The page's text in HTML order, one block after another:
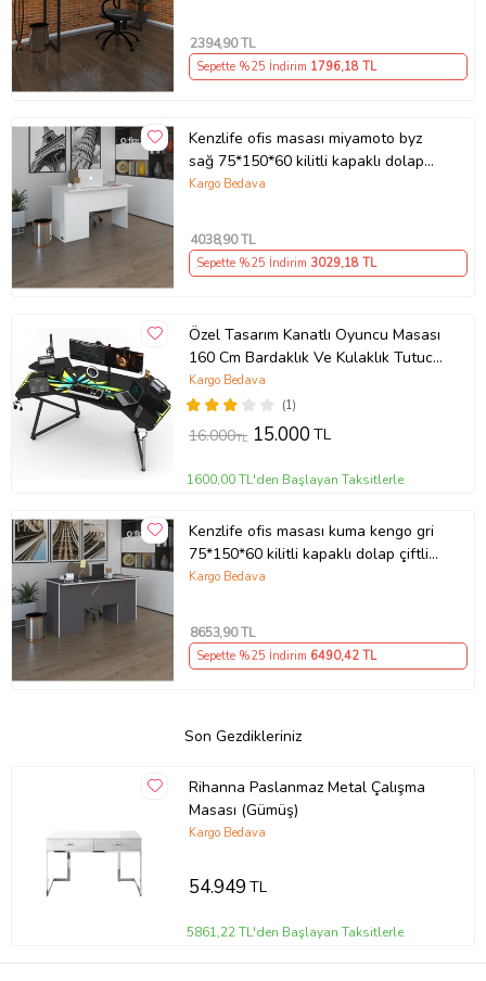
2394,90 TL
Sepette %25 İndirim 1796,18 TL
Kenzlife ofis masası miyamoto byz
sağ 75*150*60 kilitli kapaklı dolap
bilgisayar çalışma masası (Karışık)
Kargo Bedava
4038,90 TL
Sepette %25 İndirim 3029,18 TL
Özel Tasarım Kanatlı Oyuncu Masası
160 Cm Bardaklık Ve Kulaklık Tutucu
Hediye
(1)
Kargo Bedava
16.000TL 15.000TL
1600,00 TL'den Başlayan Taksitlerle
Kenzlife ofis masası kuma kengo gri
75*150*60 kilitli kapaklı dolap çiftli
eşkenar bilgisayar çalışma masası
Kargo Bedava
8653,90 TL
Sepette %25 İndirim 6490,42 TL
Son Gezdikleriniz
Rihanna Paslanmaz Metal Çalışma
Masası (Gümüş)
Kargo Bedava
54.949TL
5861,22 TL'den Başlayan Taksitlerle